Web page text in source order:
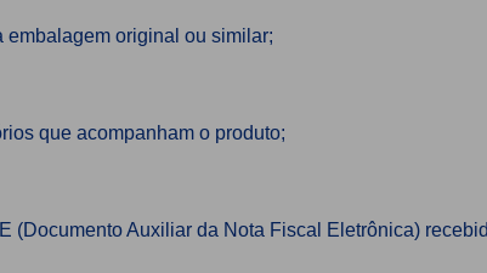
original ou similar;
que acompanham o produto;
(Documento Auxiliar da Nota Fiscal Eletrônica)